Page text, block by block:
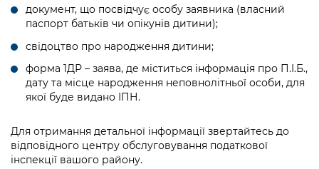
Регуляторна діяльність
Промисловість і наука Києва
Підприємства, установи, організації
Річні звіти
Ритуальні послуги
Іноземцям / For foreigners
Пам'ятки культурної спадщини
Портал Захисників та Захисниць
Безбар'єрність
Портал послуг
Рада з питань внутрішньо переміщених
осіб при Київській міській військовій
адміністрації
«Ініціатива «Партнерство «Відкритий
Уряд» – місцевий рівень»
Звіти про опрацювання запитів на
Інформація для споживачів
Про відкриті дані
Публічні дашборди
Контакти для медіа / Contacts for mass
документ, що посвідчує особу заявника (власний
паспорт батьків чи опікунів дитини);
свідоцтво про народження дитини;
форма 1ДР – заява, де міститься інформація про П.І.Б.,
дату та місце народження неповнолітньої особи, для
якої буде видано ІПН.
Для отримання детальної інформації звертайтесь до
відповідного центру обслуговування податкової
інспекції вашого району.